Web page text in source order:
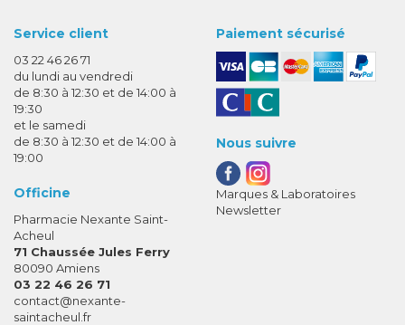
Service client
03 22 46 26 71
du lundi au vendredi
de 8:30 à 12:30 et de 14:00 à
19:30
et le samedi
de 8:30 à 12:30 et de 14:00 à
19:00
Officine
Pharmacie Nexante Saint-
Acheul
71 Chaussée Jules Ferry
80090 Amiens
03 22 46 26 71
contact-
@-
nexante-
saintacheul.fr
Paiement sécurisé
Nous suivre
Marques & Laboratoires
Newsletter